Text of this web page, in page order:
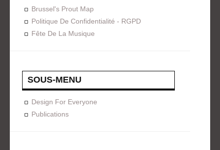
Design For Everyone
Publications
FORMATION
Programmées
A La Demande
Brussel's Prout Map
Politique De Confidentialité - RGPD
Fête De La Musique
SOUS-MENU
Design For Everyone
Publications